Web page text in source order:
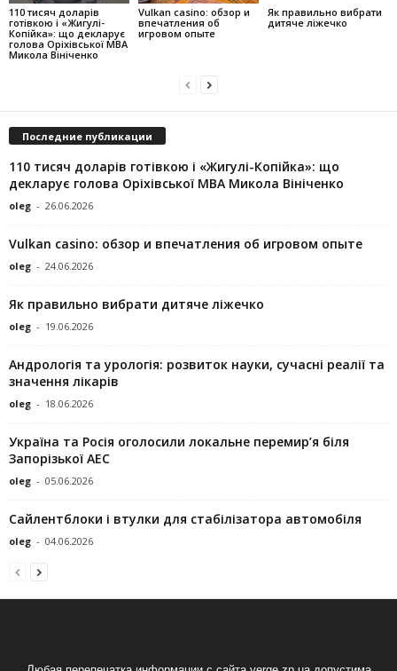
110 тисяч доларів
готівкою і «Жигулі-
Копійка»: що декларує
голова Оріхівської МВА
Микола Вініченко
Vulkan casino: обзор и
впечатления об
игровом опыте
Як правильно вибрати
дитяче ліжечко
Последние публикации
110 тисяч доларів готівкою і «Жигулі-Копійка»: що
декларує голова Оріхівської МВА Микола Вініченко
oleg - 26.06.2026
Vulkan casino: обзор и впечатления об игровом опыте
oleg - 24.06.2026
Як правильно вибрати дитяче ліжечко
oleg - 19.06.2026
Андрологія та урологія: розвиток науки, сучасні реалії та
значення лікарів
oleg - 18.06.2026
Україна та Росія оголосили локальне перемир’я біля
Запорізької АЕС
oleg - 05.06.2026
Сайлентблоки і втулки для стабілізатора автомобіля
oleg - 04.06.2026